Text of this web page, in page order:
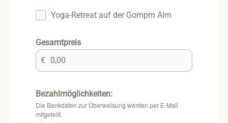
Yoga-Retreat auf der Gompm Alm
Gesamtpreis
€
Bezahlmöglichkeiten:
Die Bankdaten zur Überweisung werden per E-Mail
mitgeteilt.